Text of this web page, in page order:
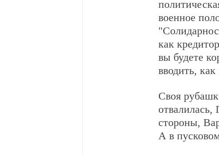
военное
как
вы будете
вводить,
Своя
отвалилась,
стороны,
А в